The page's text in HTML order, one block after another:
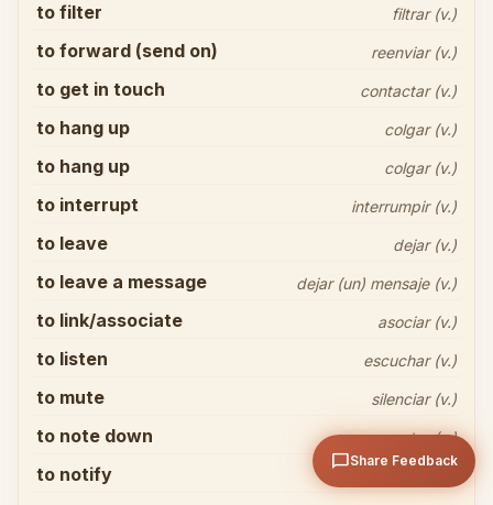
to filter filtrar (v.)
to forward (send on) reenviar (v.)
to get in touch contactar (v.)
to hang up colgar (v.)
to hang up colgar (v.)
to interrupt interrumpir (v.)
to leave dejar (v.)
to leave a message dejar (un) mensaje (v.)
to link/associate asociar (v.)
to listen escuchar (v.)
to mute silenciar (v.)
to note down anotar (v.)
to notify
chat_bubbleShare Feedback